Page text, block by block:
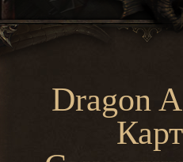
Dragon